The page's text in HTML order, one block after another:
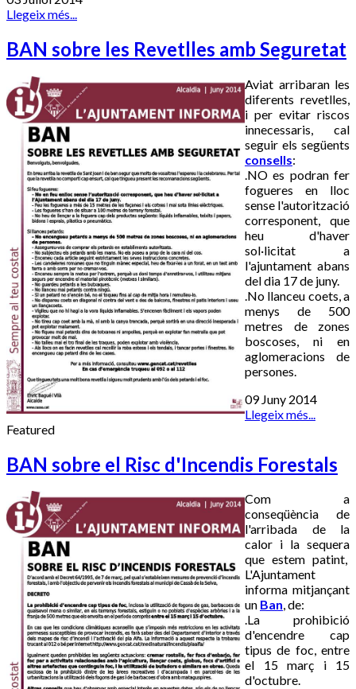
Llegeix més...
BAN sobre les Revetlles amb Seguretat
Aviat arribaran les
diferents revetlles,
i per evitar riscos
innecessaris, cal
seguir els següents
consells:
.NO es podran fer
fogueres en lloc
sense l'autorització
corresponent, que
heu d'haver
sol·licitat a
l'ajuntament abans
del dia 17 de juny.
.No llanceu coets, a
menys de 500
metres de zones
boscoses, ni en
aglomeracions de
persones.
09 Juny 2014
Llegeix més...
Featured
BAN sobre el Risc d'Incendis Forestals
Com a
conseqüència de
l'arribada de la
calor i la sequera
que estem patint,
L'Ajuntament
informa mitjançant
un Ban, de:
.La prohibició
d'encendre cap
tipus de foc, entre
el 15 març i 15
d'octubre.